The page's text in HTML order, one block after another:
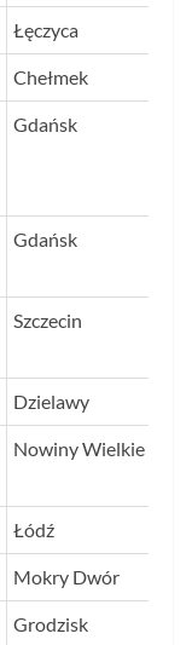
Łęczyca
Chełmek
Gdańsk
Gdańsk
Szczecin
Dzielawy
Nowiny Wielkie
Łódź
Mokry Dwór
Grodzisk